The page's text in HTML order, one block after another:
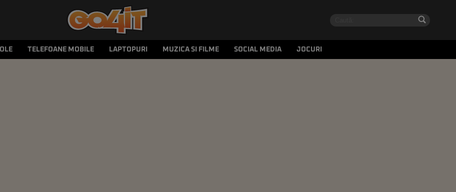
TELEFOANE MOBILE LAPTOPURI MUZICA SI FILME SOCIAL MEDIA JOCURI